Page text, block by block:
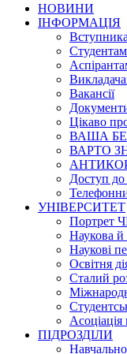
НОВИНИ
ІНФОРМАЦІЯ
Студентам
Вакансії
Цікаво
ВАША
ВАРТО
Доступ до
УНІВЕРСИТЕТ
Портрет
Наукова й
Наукові
Освітня
Сталий
ПІДРОЗДІЛИ